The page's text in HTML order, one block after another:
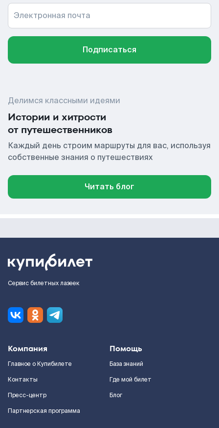
Электронная почта
Подписаться
Делимся классными идеями
Истории и хитрости
от путешественников
Каждый день строим маршруты для вас, используя
собственные знания о путешествиях
Читать блог
Сервис билетных лазеек
Компания
Главное о Купибилете
Контакты
Пресс-центр
Партнерская программа
Помощь
База знаний
Где мой билет
Блог